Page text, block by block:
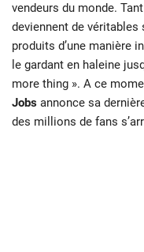
vendeurs du monde.
deviennent de
produits d’une manière
le gardant en haleine
more thing ». A ce
Jobs annonce sa
des millions de fans